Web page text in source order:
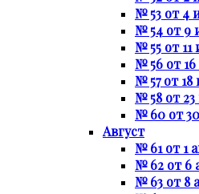
№ 53 от 4
№ 54 от 9
№ 55 от 11
№ 56 от
№ 57 от 18
№ 58 от
№ 60 от
Август
№ 61 от 1
№ 62 от 6
№ 63 от 8